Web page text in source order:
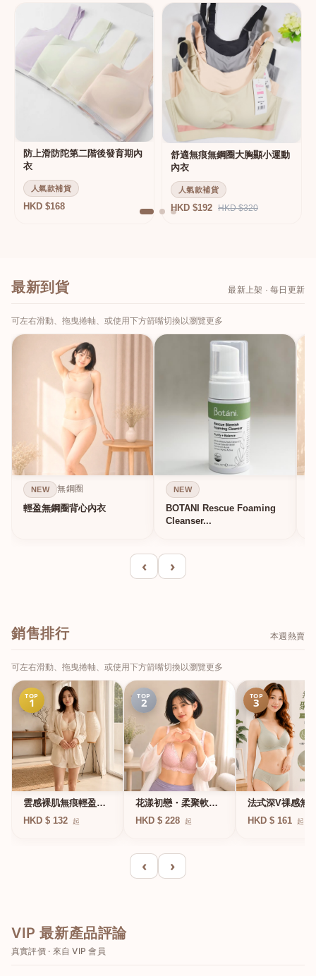
防上滑防陀第二階後發育期內
衣
人氣款補貨
HKD $168
舒適無痕無鋼圈大胸顯小運動
內衣
人氣款補貨
HKD $192 HKD $320
最新到貨 最新上架 · 每日更新
可左右滑動、拖曳捲軸、或使用下方箭嘴切換以瀏覽更多
NEW 無鋼圈
輕盈無鋼圈背心內衣
NEW
BOTANI Rescue Foaming
Cleanser...
‹ ›
銷售排行 本週熱賣
可左右滑動、拖曳捲軸、或使用下方箭嘴切換以瀏覽更多
TOP
1
雲感裸肌無痕輕盈無
鋼圈內衣
HKD $ 132 起
TOP
2
花漾初戀・柔聚軟鋼
圈蕾絲內衣
HKD $ 228 起
TOP
3
法式深V祼感無
凍軟支撐條無鋼
HKD $ 161 起
‹ ›
VIP 最新產品評論
真實評價 · 來自 VIP 會員